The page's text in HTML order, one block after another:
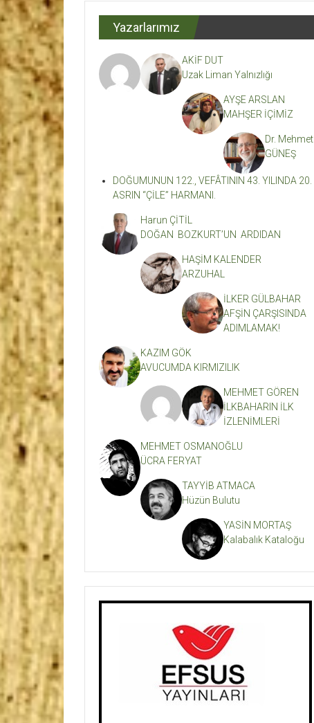
Dergisi
Kahramanmaraş'ın
Etkili
Edebiyat
Yazarlarımız
AKİF DUT
Uzak Liman Yalnızlığı
AYŞE ARSLAN
MAHŞER İÇİMİZ
Dr. Mehmet
GÜNEŞ
DOĞUMUNUN 122., VEFÂTININ 43. YILINDA 20.
ASRIN “ÇİLE” HARMANI.
Harun ÇİTİL
DOĞAN BOZKURT’UN ARDIDAN
HAŞİM KALENDER
ARZUHAL
İLKER GÜLBAHAR
AFŞİN ÇARŞISINDA
ADIMLAMAK!
KAZIM GÖK
AVUCUMDA KIRMIZILIK
MEHMET GÖREN
İLKBAHARIN İLK
İZLENİMLERİ
MEHMET OSMANOĞLU
ÜCRA FERYAT
TAYYİB ATMACA
Hüzün Bulutu
YASİN MORTAŞ
Kalabalık Kataloğu